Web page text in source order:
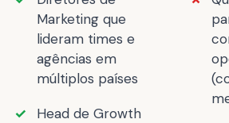
Marketing que
lideram times e
agências em
múltiplos países
Head de Growth